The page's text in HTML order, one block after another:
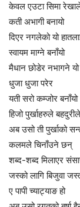
केवल एउटा सिमा
कती अभागी बनायो
दिएर नगलेको यो
स्वायम माग्ने बनाँयो
मैधान छोडेर नभागने
धुजा धुजा परेर
यती सरो कम्जोर बनाँयो
हिजो पुर्खाहरुले
अब उसो ती पुर्खाको
कलमले चिनाँउने छन्
शब्द-शब्द मिलाएर
जस्को लागि बिजुवा
ए पापी च्याट्याङ हो